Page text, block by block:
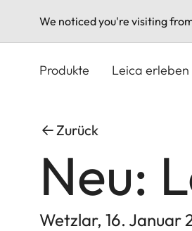
We noticed you're visiting
Produkte Leica erleben
Zurück
Neu:
Wetzlar, 16. Januar